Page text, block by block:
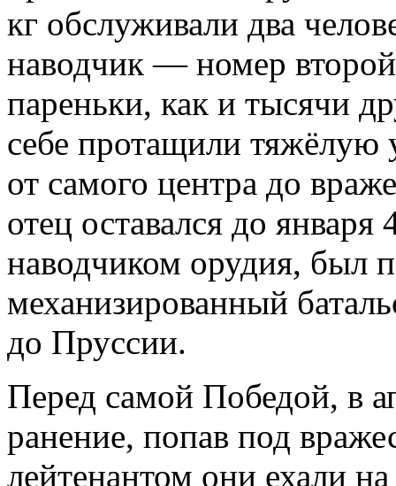
кг обслуживали два
наводчик — номер
пареньки, как и тысячи
себе протащили
от самого центра до
отец оставался до января
наводчиком орудия, был
механизированный
до Пруссии.
Перед самой Победой, в
ранение, попав под
лейтенантом они ехали